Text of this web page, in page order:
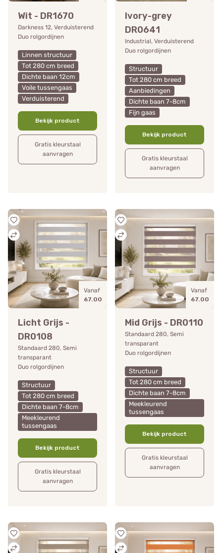
Wit - DR1670
Darkness 12, Verduisterend
Duo rolgordijnen
Linnen structuur
Tot 280 cm breed
Dichte baan 12cm
Voile tussengaas
Verduisterend
Bekijk product
Gratis kleurstaal
aanvragen
Ivory-grey
DR0641
Industrial, Verduisterend
Duo rolgordijnen
Structuur
Tot 280 cm breed
Aanbiedingen
Dichte baan 7-8cm
Fijn gaas
Bekijk product
Gratis kleurstaal
aanvragen
Vanaf
67.00
Licht Grijs -
DR0108
Standaard 280, Semi
transparant
Duo rolgordijnen
Structuur
Tot 280 cm breed
Dichte baan 7-8cm
Meekleurend
tussengaas
Bekijk product
Gratis kleurstaal
aanvragen
Vanaf
67.00
Mid Grijs - DR0110
Standaard 280, Semi
transparant
Duo rolgordijnen
Structuur
Tot 280 cm breed
Dichte baan 7-8cm
Meekleurend
tussengaas
Bekijk product
Gratis kleurstaal
aanvragen